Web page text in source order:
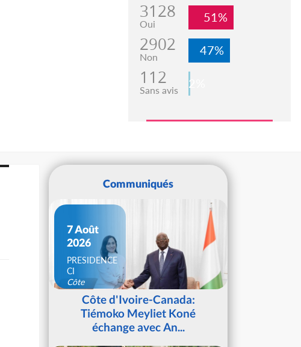
3128
Oui 51%
2902
Non 47%
112
Sans avis 2%
Communiqués
7 Août
2026
PRESIDENCE
CI
Côte
d'IvoireCôte d'Ivoire-Canada:
Tiémoko Meyliet Koné
échange avec An...